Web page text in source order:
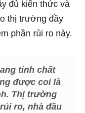
đủ kiến thức và
thị trường đầy
phần rủi ro này.
tính chất
được coi là
Thị trường
ro, nhà đầu